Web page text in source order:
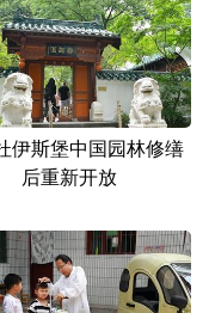
伊斯堡中国园林修缮
后重新开放